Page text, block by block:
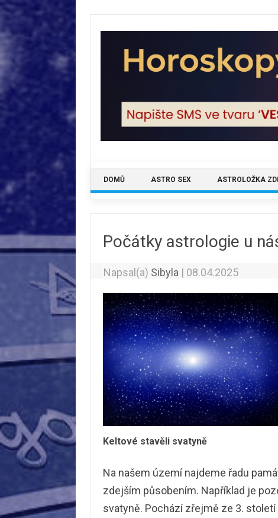
DOMŮ ASTRO SEX ASTROLOŽKA
Počátky astrologie u
Napsal(a) Sibyla | 08.04.2025
Keltové stavěli svatyně
Na našem území najdeme řadu
zdejším působením. Například je
svatyně. Pochází zřejmě ze 3.